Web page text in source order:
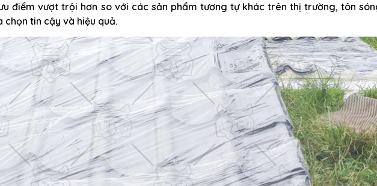
điểm vượt trội hơn so với các sản phẩm tương tự khác trên thị trường, tôn
chọn tin cậy và hiệu quả.